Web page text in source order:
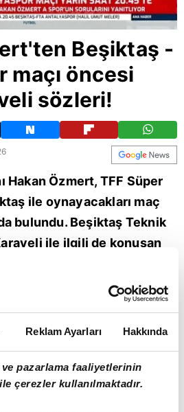
Reklam Ayarları Hakkında
pazarlama faaliyetlerinin
çerezler kullanılmaktadır.
Beşiktaş -
maçı öncesi
sözleri!
Hakan Özmert, TFF Süper
ile oynayacakları maç
bulundu. Beşiktaş Teknik
ile ilgili de konuşan
oynadığım
Başakşehir'de
kariyerinde başarılar
olur." ifadelerini